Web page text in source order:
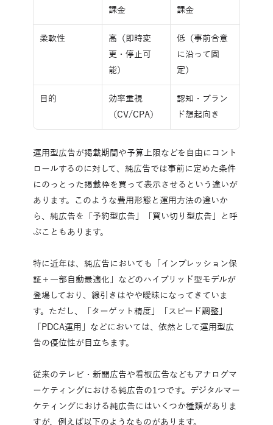
課金
課金
柔軟性
高（即時変
更・停止可
能）
低（事前合意
に沿って固
定）
目的
効率重視
（CV/CPA）
認知・ブラン
ド想起向き
運用型広告が掲載期間や予算上限などを自由にコント
ロールするのに対して、純広告では事前に定めた条件
にのっとった掲載枠を買って表示させるという違いが
あります。このような費用形態と運用方法の違いか
ら、純広告を「予約型広告」「買い切り型広告」と呼
ぶこともあります。
特に近年は、純広告においても「インプレッション保
証＋一部自動最適化」などのハイブリッド型モデルが
登場しており、線引きはやや曖昧になってきていま
す。ただし、「ターゲット精度」「スピード調整」
「PDCA運用」などにおいては、依然として運用型広
告の優位性が目立ちます。
従来のテレビ・新聞広告や看板広告などもアナログマ
ーケティングにおける純広告の1つです。デジタルマー
ケティングにおける純広告にはいくつか種類がありま
すが、例えば以下のようなものがあります。